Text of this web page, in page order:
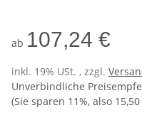
ab 107,24 €
inkl. 19% USt. , zzgl.
Unverbindliche
(Sie sparen 11%, also